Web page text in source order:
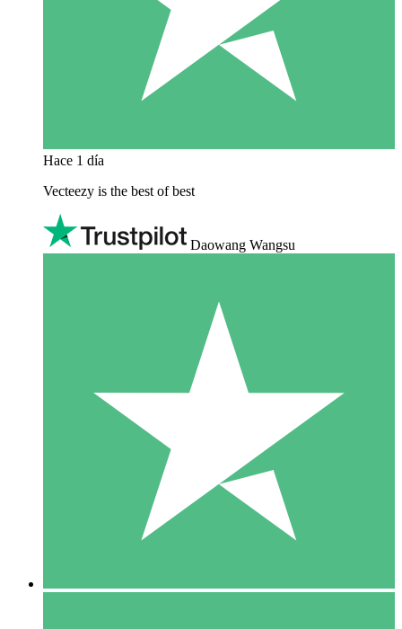
Hace 1 día
Vecteezy is the best of best
Daowang Wangsu